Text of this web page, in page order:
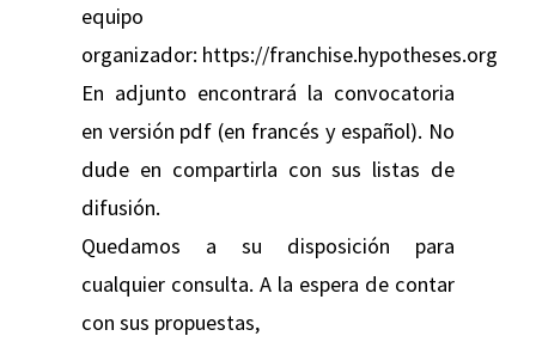
equipo
organizador: https://franchise.hypotheses.org
En adjunto encontrará la convocatoria
en versión pdf (en francés y español). No
dude en compartirla con sus listas de
difusión.
Quedamos a su disposición para
cualquier consulta. A la espera de contar
con sus propuestas,